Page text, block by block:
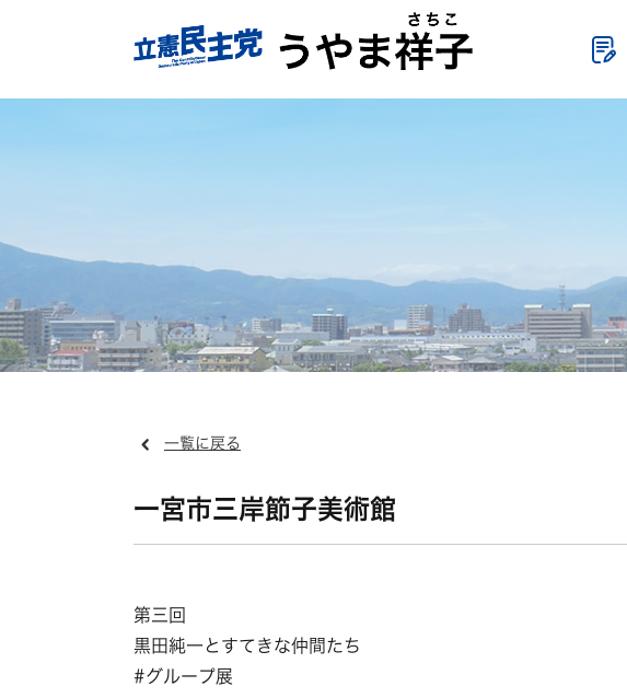
一覧に戻る
一宮市三岸節子美術館
第三回
黒田純一とすてきな仲間たち
#グループ展